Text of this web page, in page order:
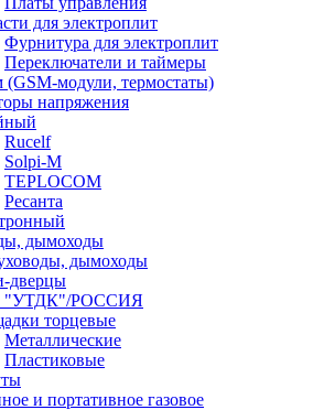
для электроплит
Фурнитура для электроплит
Переключатели и таймеры
модули, термостаты)
напряжения
Rucelf
Solpi-M
TEPLOCOM
Ресанта
дымоходы
дымоходы
дверцы
РОССИЯ
торцевые
Металлические
Пластиковые
и портативное газовое